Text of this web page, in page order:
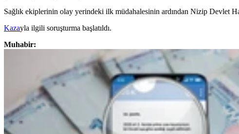
Sağlık ekiplerinin olay yerindeki ilk müdahalesinin ardından Nizip Devlet
Kazayla ilgili soruşturma başlatıldı.
Muhabir: